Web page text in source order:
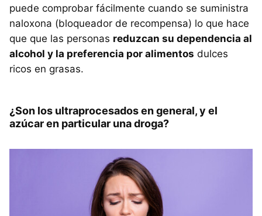
puede comprobar fácilmente cuando se suministra
naloxona (bloqueador de recompensa) lo que hace
que que las personas reduzcan su dependencia al
alcohol y la preferencia por alimentos dulces
ricos en grasas.
¿Son los ultraprocesados en general, y el
azúcar en particular una droga?